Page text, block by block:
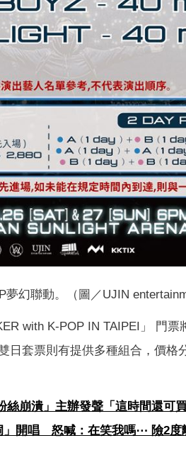
幻聯動。（圖／UJIN
with K-POP IN TAIPEI」 門
日套票則有提供多種組合，價格
崩潰」主辦發聲「這時間還可買
」開唱 怒喊：在笑我嗎⋯ 險2度